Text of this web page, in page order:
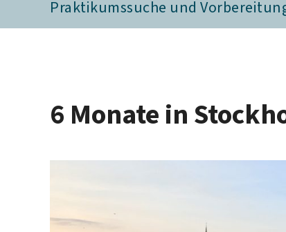
Praktikumssuche und
6 Monate in